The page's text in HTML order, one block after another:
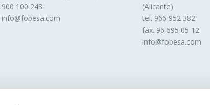
900 100 243
info@fobesa.com
(Alicante)
tel. 966 952 382
fax. 96 695 05 12
info@fobesa.com